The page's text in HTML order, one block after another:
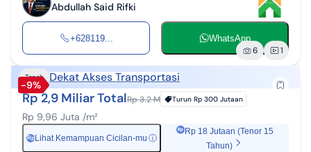
Abdullah Said Rifki
+628119... WhatsApp
6 1
-9%
Tanah Dekat Akses Transportasi
Rp 2,9 Miliar TotalRp 3.2 M Turun Rp 300 Jutaan
Rp 9,96 Juta /m²
Rp Lihat Kemampuan Cicilan-mu ⓘ
Rp 18 Jutaan (Tenor 15
Tahun)